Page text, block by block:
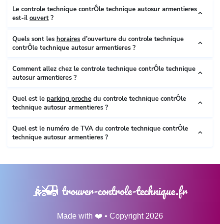
Le controle technique contrÔle technique autosur armentieres
est-il ouvert ?
Quels sont les horaires d’ouverture du controle technique
contrÔle technique autosur armentieres ?
Comment allez chez le controle technique contrÔle technique
autosur armentieres ?
Quel est le parking proche du controle technique contrÔle
technique autosur armentieres ?
Quel est le numéro de TVA du controle technique contrÔle
technique autosur armentieres ?
trouver-controle-technique.fr
Made with ❤️ • Copyright 2026